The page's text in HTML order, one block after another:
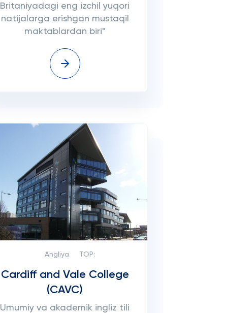
Britaniyadagi eng izchil yuqori
natijalarga erishgan mustaqil
maktablardan biri"
Angliya TOP:
Cardiff and Vale College
(CAVC)
Umumiy va akademik ingliz tili